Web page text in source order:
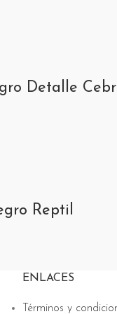
Detalle
Reptil
ENLACES
Términos y